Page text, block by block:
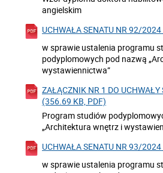
angielskim
UCHWAŁA SENATU NR 92/
w sprawie ustalenia programu
podyplomowych pod nazwą
wystawiennictwa”
ZAŁĄCZNIK NR 1 DO
(356.69 KB, PDF)
Program studiów
„Architektura wnętrz i
UCHWAŁA SENATU NR 93/
w sprawie ustalenia programu